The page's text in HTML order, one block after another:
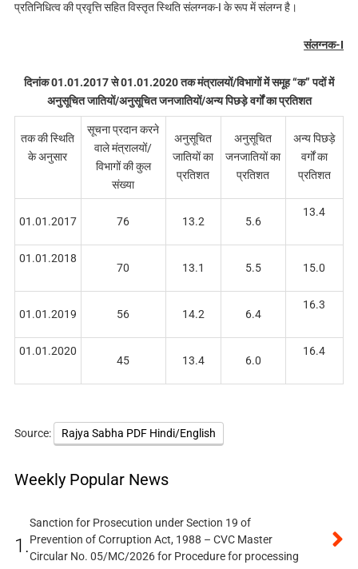
प्रतिनिधित्व की प्रवृत्ति सहित विस्तृत स्थिति संलग्‍नक-I के रूप में संलग्न है।
संलग्‍नक-I
दिनांक 01.01.2017 से 01.01.2020 तक मंत्रालयों/विभागों में समूह “क” पदों में
अनुसूचित जातियों/अनुसूचित जनजातियों/अन्य पिछड़े वर्गों का प्रतिशत
तक की स्थिति
के अनुसार
सूचना प्रदान करने
वाले मंत्रालयों/
विभागों की कुल
संख्या
अनुसूचित
जातियों का
प्रतिशत
अनुसूचित
जनजातियों का
प्रतिशत
अन्य पिछड़े
वर्गों का
प्रतिशत
01.01.2017 76 13.2 5.6
13.4
01.01.2018
70 13.1 5.5 15.0
01.01.2019 56 14.2 6.4
16.3
01.01.2020
45 13.4 6.0
16.4
Source: Rajya Sabha PDF Hindi/English
Weekly Popular News
1.
Sanction for Prosecution under Section 19 of
Prevention of Corruption Act, 1988 – CVC Master
Circular No. 05/MC/2026 for Procedure for processing